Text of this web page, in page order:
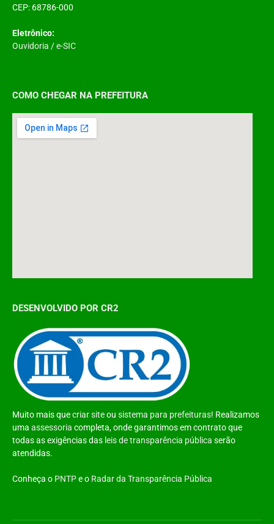
CEP: 68786-000
Eletrônico:
Ouvidoria /e-SIC
COMO CHEGAR NA PREFEITURA
DESENVOLVIDO POR CR2
Muito mais quecriar siteou sistema para prefeituras! Realizamos
uma assessoria completa, onde garantimos em contrato que
todas as exigências das leis de transparência pública serão
atendidas.
Conheça o PNTPe o Radar da Transparência Pública